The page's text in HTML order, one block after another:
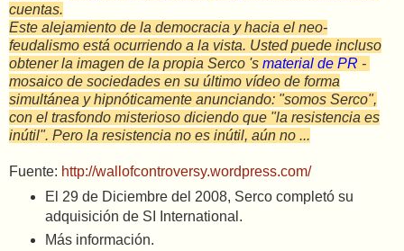
cuentas.
Este alejamiento de la democracia y hacia el neo-
feudalismo está ocurriendo a la vista. Usted puede incluso
obtener la imagen de la propia Serco 's material de PR -
mosaico de sociedades en su último vídeo de forma
simultánea y hipnóticamente anunciando: "somos Serco",
con el trasfondo misterioso diciendo que "la resistencia es
inútil". Pero la resistencia no es inútil, aún no ...
Fuente: http://wallofcontroversy.wordpress.com/
El 29 de Diciembre del 2008, Serco completó su
adquisición de SI International.
Más información.